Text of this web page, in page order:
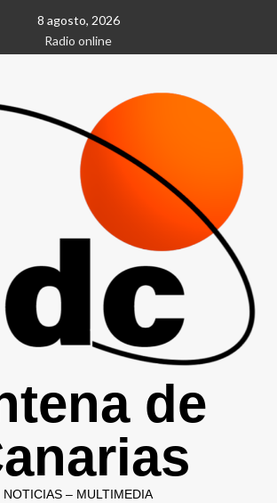
8 agosto, 2026
Radio online
de
NOTICIAS – MULTIMEDIA